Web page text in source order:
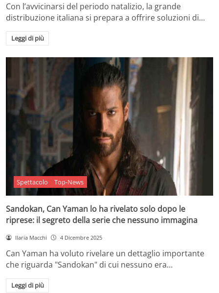
Con l’avvicinarsi del periodo natalizio, la grande
distribuzione italiana si prepara a offrire soluzioni di…
Leggi di più
Spettacolo Top-News
Sandokan, Can Yaman lo ha rivelato solo dopo le
riprese: il segreto della serie che nessuno immagina
Ilaria Macchi 4 Dicembre 2025
Can Yaman ha voluto rivelare un dettaglio importante
che riguarda "Sandokan" di cui nessuno era…
Leggi di più